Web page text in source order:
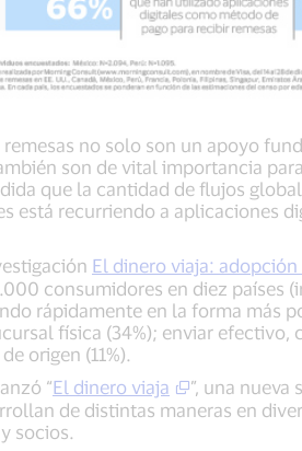
remesas no solo son un apoyo
son de vital importancia
que la cantidad de flujos
está recurriendo a aplicaciones
El dinero viaja:
consumidores en diez países
rápidamente en la forma más
física (34%); enviar efectivo,
origen (11%).
“El dinero viaja
”, una
de distintas maneras en
socios.